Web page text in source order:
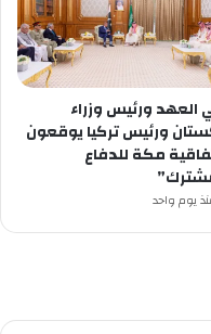
العهد ورئيس وزراء
ورئيس تركيا يوقعون
مكة للدفاع
يوم واحد